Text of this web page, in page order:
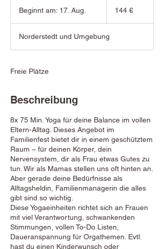
Beginnt am: 17. Aug.
i
n
7
.
A
u
g
.
144 €
Norderstedt und Umgebung
Freie Plätze
Beschreibung
8x 75 Min. Yoga für deine Balance im vollen
Eltern-Alltag. Dieses Angebot im
Familienfest bietet dir in einem geschütztem
Raum – für deinen Körper, dein
Nervensystem, dir als Frau etwas Gutes zu
tun. Wir als Mamas stellen uns oft hinten an.
Aber gerade deine Bedürfnisse als
Alltagsheldin, Familienmanagerin die alles
gibt sind so wichtig.
Diese Yogaeinheiten richtet sich an Frauen
mit viel Verantwortung, schwankenden
Stimmungen, vollen To-Do Listen,
Daueranspannung für Orgathemen. Evtl.
hast du einen Kinderwunsch oder